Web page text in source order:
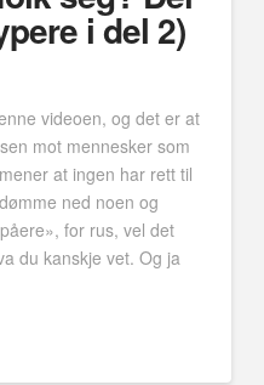
i del 2)
videoen, og det er at
mot mennesker som
at ingen har rett til
ned noen og
for rus, vel det
du kanskje vet. Og ja